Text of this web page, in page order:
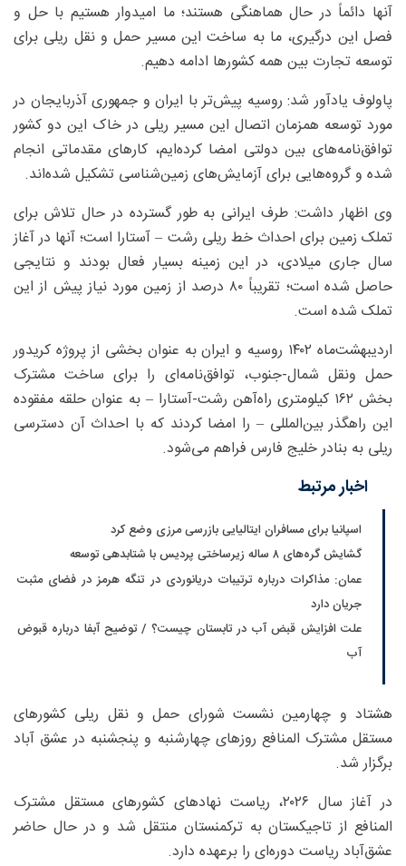
آنها دائماً در حال هماهنگی هستند؛ ما امیدوار هستیم با حل و
فصل این درگیری، ما به ساخت این مسیر حمل و نقل ریلی برای
توسعه تجارت بین همه کشورها ادامه دهیم.
پاولوف یادآور شد:‌ روسیه پیش‌تر با ایران و جمهوری آذربایجان در
مورد توسعه همزمان اتصال این مسیر ریلی در خاک این دو کشور
توافق‌نامه‌های بین دولتی امضا کرده‌ایم، کارهای مقدماتی انجام
شده و گروه‌هایی برای آزمایش‌های زمین‌شناسی تشکیل شده‌اند.
وی اظهار داشت:‌ طرف ایرانی به طور گسترده در حال تلاش برای
تملک زمین برای احداث خط ریلی رشت – آستارا است؛ آنها در آغاز
سال جاری میلادی، در این زمینه بسیار فعال بودند و نتایجی
حاصل شده است؛ تقریباً ۸۰ درصد از زمین مورد نیاز پیش از این
تملک شده است.
اردیبهشت‌ماه ۱۴۰۲ روسیه و ایران به عنوان بخشی از پروژه کریدور
حمل ونقل شمال-جنوب، توافق‌نامه‌ای را برای ساخت مشترک
بخش ۱۶۲ کیلومتری راه‌آهن رشت-آستارا – به عنوان حلقه مفقوده
این راهگذر بین‌المللی – را امضا کردند که با احداث آن دسترسی
ریلی به بنادر خلیج فارس فراهم می‌شود.
اخبار مرتبط
اسپانیا برای مسافران ایتالیایی بازرسی مرزی وضع کرد
گشایش گره‌های ۸ ساله زیرساختی پردیس با شتابدهی توسعه
عمان: مذاکرات درباره ترتیبات دریانوردی در تنگه هرمز در فضای مثبت
جریان دارد
علت افزایش قبض آب در تابستان چیست؟ / توضیح آبفا درباره قبوض
آب
هشتاد و چهارمین نشست شورای حمل و نقل ریلی کشورهای
مستقل مشترک المنافع روزهای چهارشنبه و پنجشنبه در عشق آباد
برگزار شد.
در آغاز سال ۲۰۲۶، ریاست نهادهای کشورهای مستقل مشترک
المنافع از تاجیکستان به ترکمنستان منتقل شد و در حال حاضر
عشق‌آباد ریاست دوره‌ای را برعهده دارد.